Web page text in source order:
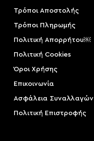
Τρόποι Αποστολής
Τρόποι Πληρωμής
Πολιτική Απορρήτου￼
Πολιτική Cookies
Όροι Χρήσης
Επικοινωνία
Ασφάλεια Συναλλαγών
Πολιτική Επιστροφής